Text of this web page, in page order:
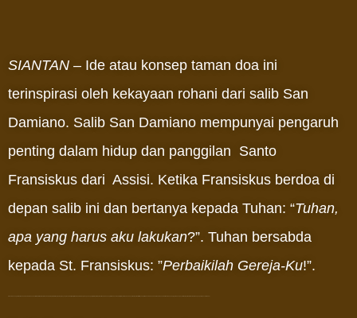
SIANTAN – Ide atau konsep taman doa ini
terinspirasi oleh kekayaan rohani dari salib San
Damiano. Salib San Damiano mempunyai pengaruh
penting dalam hidup dan panggilan Santo
Fransiskus dari Assisi. Ketika Fransiskus berdoa di
depan salib ini dan bertanya kepada Tuhan: “Tuhan,
apa yang harus aku lakukan?”. Tuhan bersabda
kepada St. Fransiskus: ”Perbaikilah Gereja-Ku!”.